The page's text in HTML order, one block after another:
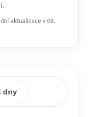
aktualizace v 08.
dny